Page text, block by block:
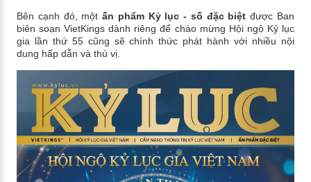
Bên cạnh đó, mộtấn phẩm Kỷ lục - số đặc biệt được Ban
biên soạn VietKings dành riêng để chào mừng Hội ngộ Kỷ lục
gia lần thứ 55 cũng sẽ chính thức phát hành với nhiều nội
dung hấp dẫn và thú vị.